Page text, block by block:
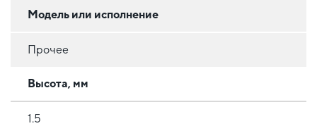
Модель или исполнение
Прочее
Высота, мм
1.5